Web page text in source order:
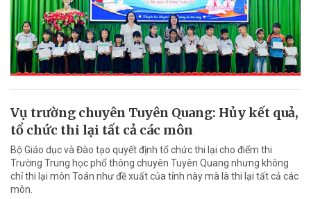
Vụ trường chuyên Tuyên Quang: Hủy kết quả,
tổ chức thi lại tất cả các môn
Bộ Giáo dục và Đào tạo quyết định tổ chức thi lại cho điểm thi
Trường Trung học phổ thông chuyên Tuyên Quang nhưng không
chỉ thi lại môn Toán như đề xuất của tỉnh này mà là thi lại tất cả các
môn.